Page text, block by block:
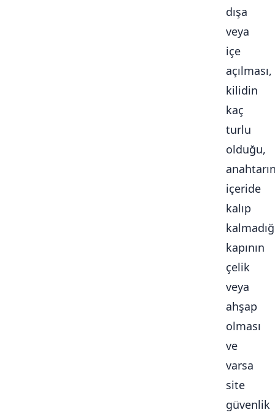
dışa
veya
içe
açılması,
kilidin
kaç
turlu
olduğu,
içeride
kalıp
kapının
çelik
veya
ahşap
olması
ve
varsa
site
güvenlik